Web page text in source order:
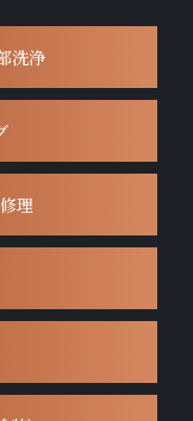
洗浄
理